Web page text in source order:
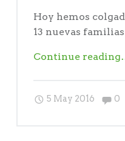
Hoy hemos
13 nuevas
Continue reading
5 May 2016 0